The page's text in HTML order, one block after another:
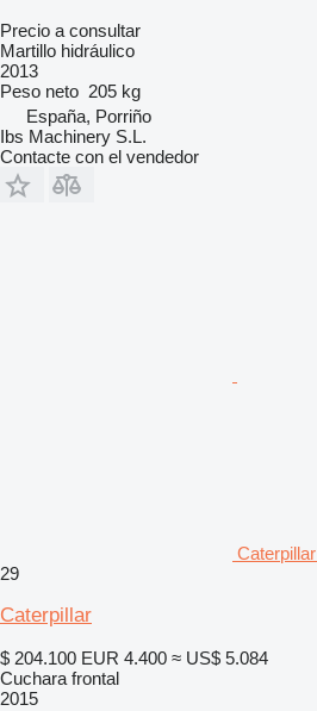
Precio a consultar
Martillo hidráulico
2013
Peso neto 205 kg
España, Porriño
Ibs Machinery S.L.
Contacte con el vendedor
29
Caterpillar
$ 204.100 EUR 4.400 ≈ US$ 5.084
Cuchara frontal
2015